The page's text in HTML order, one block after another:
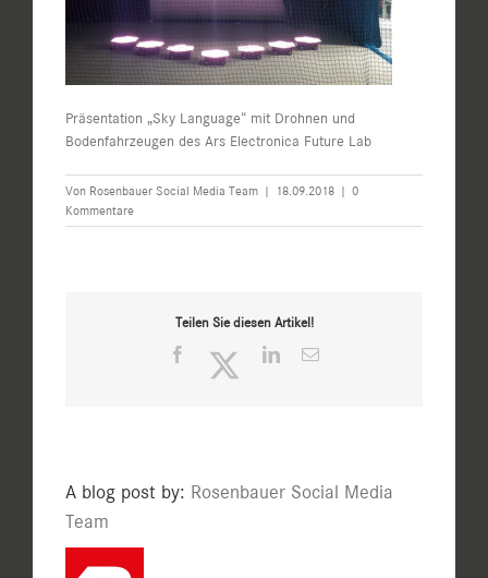
Präsentation „Sky Language“ mit Drohnen und
Bodenfahrzeugen des Ars Electronica Future Lab
Von Rosenbauer Social Media Team | 18.09.2018 | 0
Kommentare
Teilen Sie diesen Artikel!
Facebook TwitterLinkedIn
E-
A blog post by: Rosenbauer Social Media
Team